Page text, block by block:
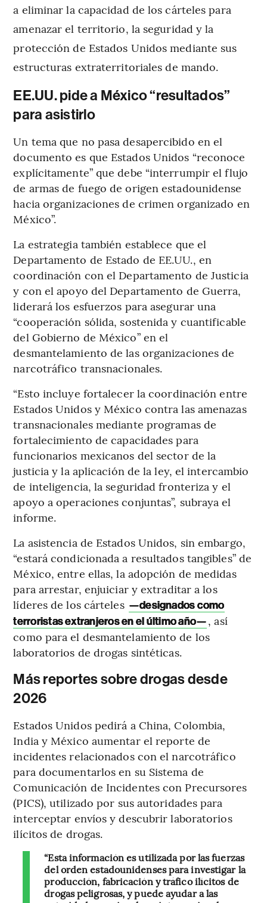
a eliminar la capacidad de los cárteles para
amenazar el territorio, la seguridad y la
protección de Estados Unidos mediante sus
estructuras extraterritoriales de mando.
EE.UU. pide a México “resultados”
para asistirlo
Un tema que no pasa desapercibido en el
documento es que Estados Unidos “reconoce
explícitamente” que debe “interrumpir el flujo
de armas de fuego de origen estadounidense
hacia organizaciones de crimen organizado en
México”.
La estrategia también establece que el
Departamento de Estado de EE.UU., en
coordinación con el Departamento de Justicia
y con el apoyo del Departamento de Guerra,
liderará los esfuerzos para asegurar una
“cooperación sólida, sostenida y cuantificable
del Gobierno de México” en el
desmantelamiento de las organizaciones de
narcotráfico transnacionales.
“Esto incluye fortalecer la coordinación entre
Estados Unidos y México contra las amenazas
transnacionales mediante programas de
fortalecimiento de capacidades para
funcionarios mexicanos del sector de la
justicia y la aplicación de la ley, el intercambio
de inteligencia, la seguridad fronteriza y el
apoyo a operaciones conjuntas”, subraya el
informe.
La asistencia de Estados Unidos, sin embargo,
“estará condicionada a resultados tangibles” de
México, entre ellas, la adopción de medidas
para arrestar, enjuiciar y extraditar a los
líderes de los cárteles —designados como
terroristas extranjeros en el último año—, así
como para el desmantelamiento de los
laboratorios de drogas sintéticas.
Más reportes sobre drogas desde
2026
Estados Unidos pedirá a China, Colombia,
India y México aumentar el reporte de
incidentes relacionados con el narcotráfico
para documentarlos en su Sistema de
Comunicación de Incidentes con Precursores
(PICS), utilizado por sus autoridades para
interceptar envíos y descubrir laboratorios
ilícitos de drogas.
“Esta información es utilizada por las fuerzas
del orden estadounidenses para investigar la
producción, fabricación y tráfico ilícitos de
drogas peligrosas, y puede ayudar a las